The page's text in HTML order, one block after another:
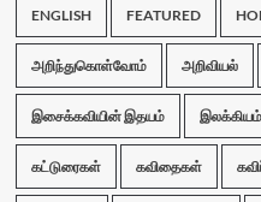
ENGLISH FEATURED
அறிந்துகொள்வோம் அறிவியல்
இசைக்கவியின் இதயம் இலக்கியம்
கட்டுரைகள் கவிதைகள்